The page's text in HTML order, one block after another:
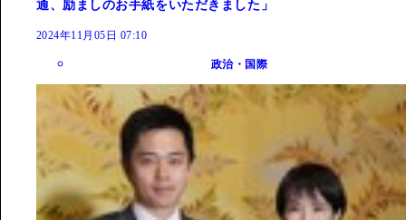
通、励ましのお手紙をいただきました」
2024年11月05日 07:10
政治・国際